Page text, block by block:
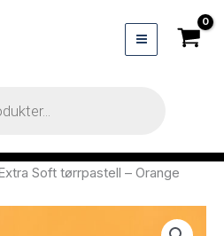
Soft tørrpastell – Orange